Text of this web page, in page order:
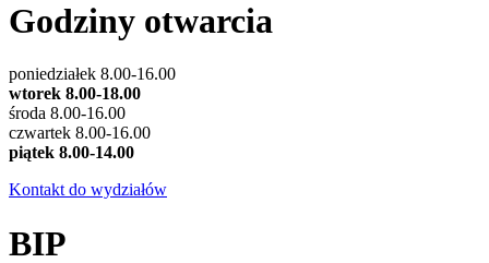
Godziny otwarcia
poniedziałek 8.00-16.00
wtorek 8.00-18.00
środa 8.00-16.00
czwartek 8.00-16.00
piątek 8.00-14.00
Kontakt do wydziałów
BIP